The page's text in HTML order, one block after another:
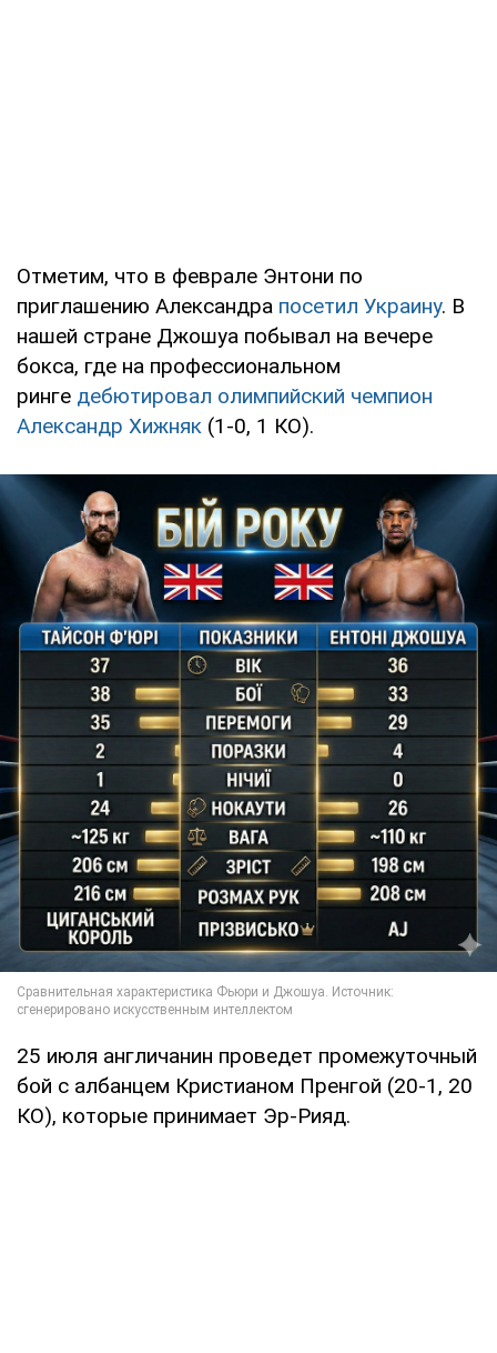
Отметим, что в феврале Энтони по
приглашению Александра посетил Украину. В
нашей стране Джошуа побывал на вечере
бокса, где на профессиональном
ринге дебютировал олимпийский чемпион
Александр Хижняк (1-0, 1 КО).
25 июля англичанин проведет промежуточный
бой с албанцем Кристианом Пренгой (20-1, 20
КО), которые принимает Эр-Рияд.